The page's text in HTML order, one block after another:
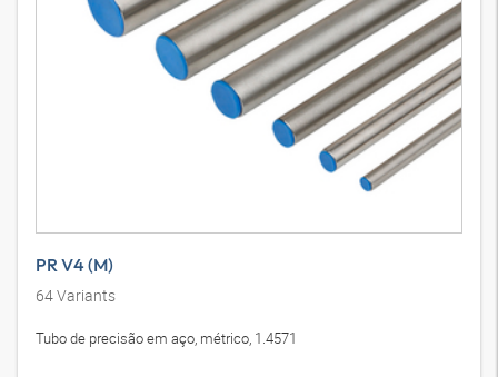
PR V4 (M)
64Variants
Tubo de precisão em aço, métrico, 1.4571